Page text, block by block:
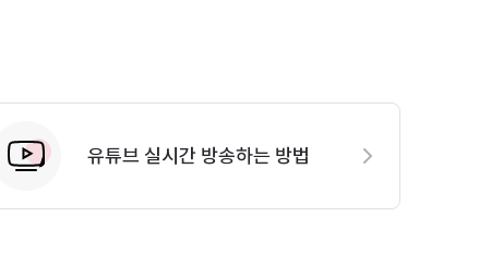
유튜브 실시간 방송하는 방법